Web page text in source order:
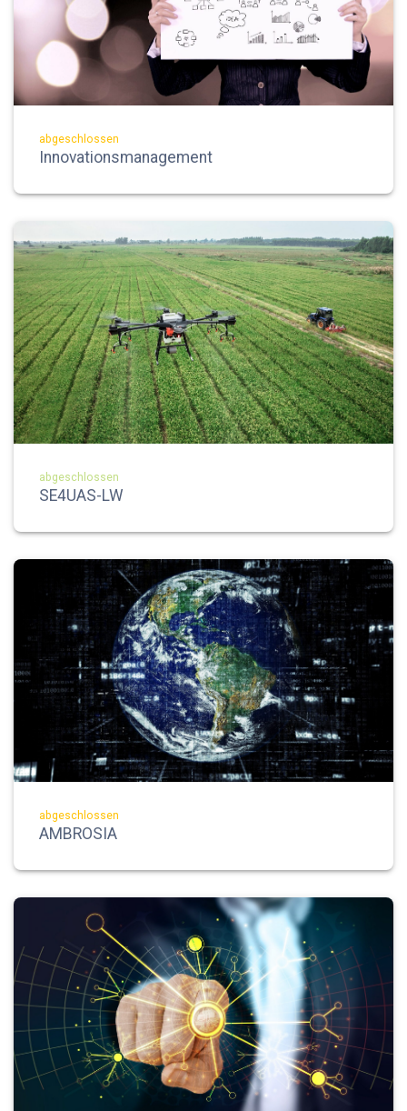
abgeschlossen
Innovationsmanagement
abgeschlossen
SE4UAS-LW
abgeschlossen
AMBROSIA